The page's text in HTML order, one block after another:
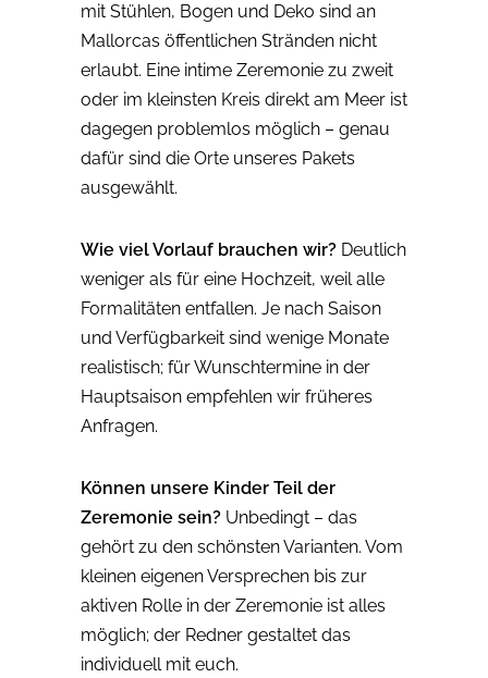
mit Stühlen, Bogen und Deko sind an
Mallorcas öffentlichen Stränden nicht
erlaubt. Eine intime Zeremonie zu zweit
oder im kleinsten Kreis direkt am Meer ist
dagegen problemlos möglich – genau
dafür sind die Orte unseres Pakets
ausgewählt.
Wie viel Vorlauf brauchen wir? Deutlich
weniger als für eine Hochzeit, weil alle
Formalitäten entfallen. Je nach Saison
und Verfügbarkeit sind wenige Monate
realistisch; für Wunschtermine in der
Hauptsaison empfehlen wir früheres
Anfragen.
Können unsere Kinder Teil der
Zeremonie sein? Unbedingt – das
gehört zu den schönsten Varianten. Vom
kleinen eigenen Versprechen bis zur
aktiven Rolle in der Zeremonie ist alles
möglich; der Redner gestaltet das
individuell mit euch.